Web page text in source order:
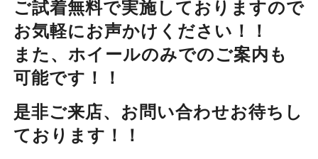
ご試着無料で実施しておりますので
お気軽にお声かけください！！
また、ホイールのみでのご案内も
可能です！！
是非ご来店、お問い合わせお待ちし
ております！！